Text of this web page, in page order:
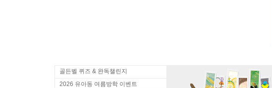
골든벨 퀴즈 & 완독챌린지
2026 유아동 여름방학 이벤트